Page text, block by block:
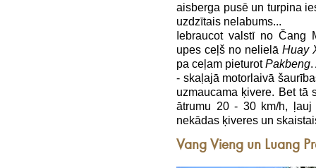
aisberga pusē un turpina
uzdzītais nelabums...
Iebraucot valstī no Čang
upes ceļš no nelielā Huay
pa ceļam pieturotPakbeng.
- skaļajā motorlaivā
uzmaucama ķivere. Bet tā
ātrumu 20 - 30 km/h,
nekādas ķiveres un
Vang Vieng un Luang